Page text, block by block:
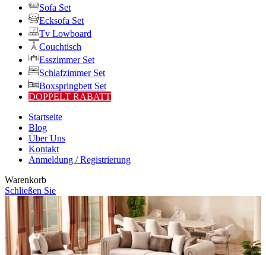
Sofa Set
Ecksofa Set
Tv Lowboard
Couchtisch
Esszimmer Set
Schlafzimmer Set
Boxspringbett Set
DOPPELT RABATT
Startseite
Blog
Über Uns
Kontakt
Anmeldung / Registrierung
Warenkorb
Schließen Sie